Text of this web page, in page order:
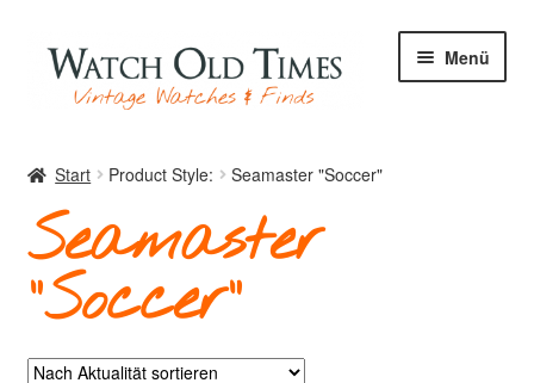
Zur
Navigation
springen
Zum
Inhalt
springen
Menü
Uhren
Start Product Style: Seamaster "Soccer"
Seamaster
"Soccer"